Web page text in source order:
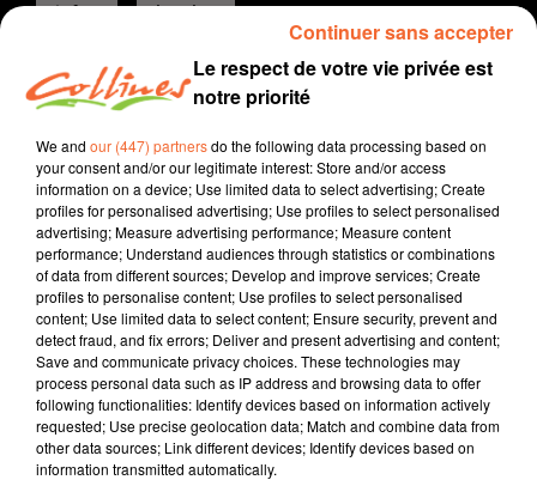
infos locales
9 novembre 2024 - 13 min 28 sec
JOURNAL DU SAMEDI 9 NOVEMBRE
Patrice Bémanangy
L'info près de chez vous
Présenté par Patrice Bémanangy
250 salariés de Michelin ont crié leur colère hier après-
midi dans les rues de Cholet après l'annonce de la
fermeture de leur usine.
Les Jeunes Agriculteurs des Deux-Sèvres ont
manifesté leur colère devant la préfecture de Niort
dans la nuit de jeudi à vendredi ( photo ).
La grève du chômage avant hier à Mauléon...action
nationale suivie par les salariés de l'ESIAM.
Le respect de votre vie privée est
notre priorité
We and our (447) partnersdo the following data processing based on
your consent and/or our legitimate interest: Store and/or access
information on a device; Use limited data to select advertising; Create
profiles for personalised advertising; Use profiles to select personalised
advertising; Measure advertising performance; Measure content
performance; Understand audiences through statistics or combinations
of data from different sources; Develop and improve services; Create
profiles to personalise content; Use profiles to select personalised
content; Use limited data to select content; Ensure security, prevent and
detect fraud, and fix errors; Deliver and present advertising and content;
Save and communicate privacy choices. These technologies may
process personal data such as IP address and browsing data to offer
following functionalities: Identify devices based on information actively
requested; Use precise geolocation data; Match and combine data from
other data sources; Link different devices; Identify devices based on
information transmitted automatically.
Continuer sans accepter